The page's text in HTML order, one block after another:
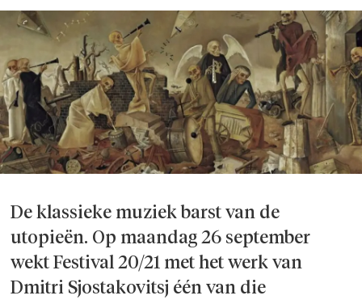
De klassieke muziek barst van de
utopieën. Op maandag 26 september
wekt Festival 20/21 met het werk van
Dmitri Sjostakovitsj één van die